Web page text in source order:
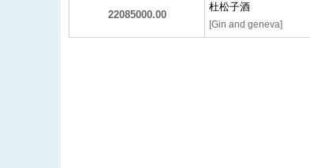
22085000.00
杜松子酒
[Gin and geneva]